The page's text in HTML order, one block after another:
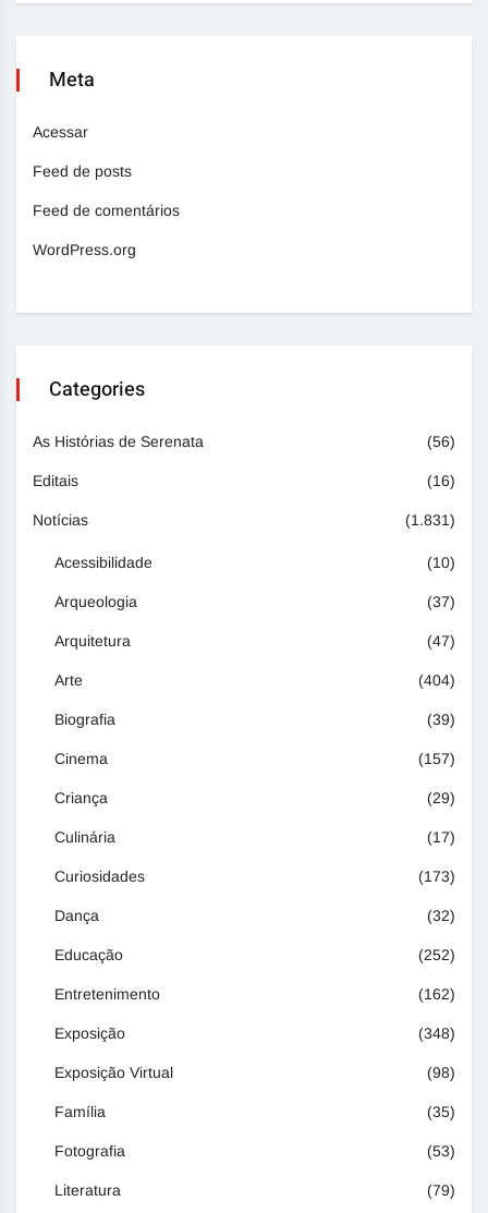
Meta
Acessar
Feed de posts
Feed de comentários
WordPress.org
Categories
As Histórias de Serenata (56)
Editais (16)
Notícias (1.831)
Acessibilidade (10)
Arqueologia (37)
Arquitetura (47)
Arte (404)
Biografia (39)
Cinema (157)
Criança (29)
Culinária (17)
Curiosidades (173)
Dança (32)
Educação (252)
Entretenimento (162)
Exposição (348)
Exposição Virtual (98)
Família (35)
Fotografia (53)
Literatura (79)